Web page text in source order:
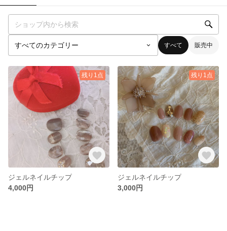
すべて 販売中
残り1点
ジェルネイルチップ
4,000円
残り1点
ジェルネイルチップ
3,000円